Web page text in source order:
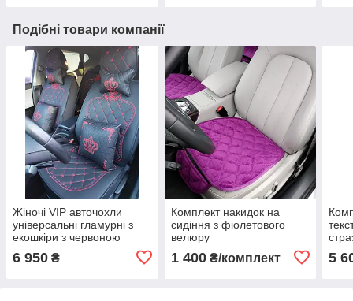
Подібні товари компанії
Жіночі VIP авточохли
універсальні гламурні з
екошкіри з червоною
6 950 ₴
Комплект накидок на
сидіння з фіолетового
велюру
1 400₴/комплект 5